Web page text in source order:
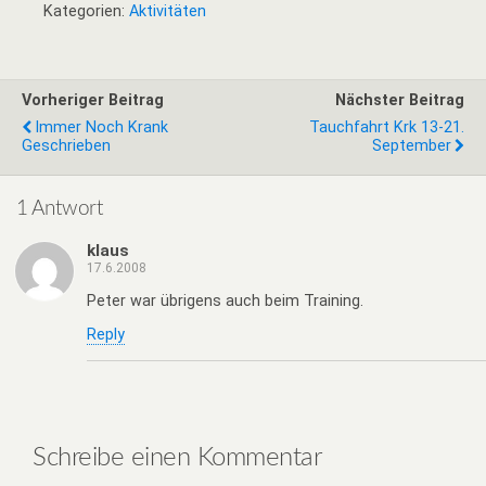
Kategorien: Aktivitäten
Vorheriger Beitrag
Immer Noch Krank
Geschrieben
Nächster Beitrag
Tauchfahrt Krk 13-21.
September
1 Antwort
klaus
17.6.2008
Peter war übrigens auch beim Training.
Reply
Schreibe einen Kommentar